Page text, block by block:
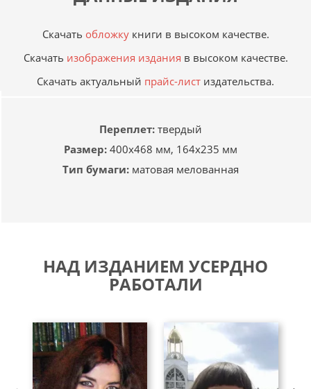
Скачать обложкукниги в высоком качестве.
Скачать изображения издания в высоком качестве.
Скачать актуальный прайс-лист издательства.
Переплет:твердый
Размер:400х468 мм, 164х235 мм
Тип бумаги:матовая мелованная
НАД ИЗДАНИЕМ УСЕРДНО
РАБОТАЛИ